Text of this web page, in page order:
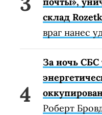
склад
враг нанес
За ночь СБС
Роберт